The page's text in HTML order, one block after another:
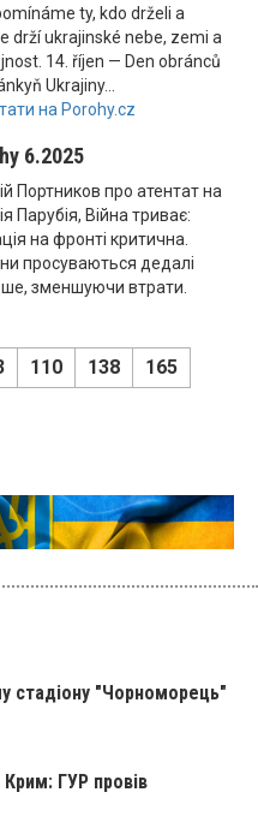
ty, kdo drželi a
drží ukrajinské nebe, zemi a
14. říjen — Den obránců
Ukrajiny...
на Porohy.cz
6.2025
Портников про атентат на
Парубія, Війна триває:
на фронті критична.
просуваються дедалі
зменшуючи втрати.
110 138
165
стадіону "Чорноморець"
ГУР провів